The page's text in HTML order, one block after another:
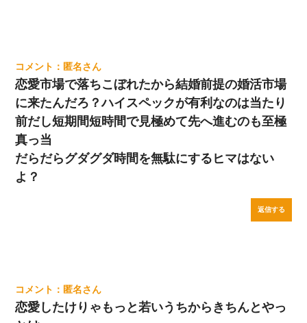
匿名
恋愛市場で落ちこぼれたから結婚前提の婚活市場
に来たんだろ？ハイスペックが有利なのは当たり
前だし短期間短時間で見極めて先へ進むのも至極
真っ当
だらだらグダグダ時間を無駄にするヒマはない
よ？
返信する
匿名
恋愛したけりゃもっと若いうちからきちんとやっ